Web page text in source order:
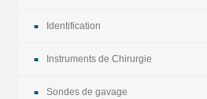
Identification
Instruments de Chirurgie
Sondes de gavage